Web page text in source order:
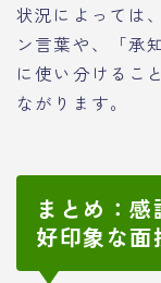
状況によっては
ン言葉や、「承
に使い分けるこ
ながります。
まとめ：感
好印象な面